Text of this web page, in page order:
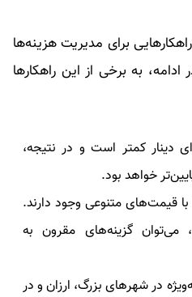
برای مدیریت هزینه‌ها
به برخی از این راهکارها
دینار کمتر است و در نتیجه،
خواهد بود.
قیمت‌های متنوعی وجود دارند.
گزینه‌های مقرون به
در شهرهای بزرگ، ارزان و در